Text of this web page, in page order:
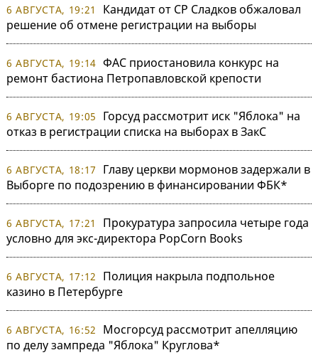
6 АВГУСТА, 19:21
Кандидат от СР Сладков обжаловал
решение об отмене регистрации на выборы
6 АВГУСТА, 19:14 ФАС приостановила конкурс на
ремонт бастиона Петропавловской крепости
6 АВГУСТА, 19:05
Горсуд рассмотрит иск "Яблока" на
отказ в регистрации списка на выборах в ЗакС
6 АВГУСТА, 18:17
Главу церкви мормонов задержали в
Выборге по подозрению в финансировании ФБК*
6 АВГУСТА, 17:21
Прокуратура запросила четыре года
условно для экс-директора PopCorn Books
6 АВГУСТА, 17:12
Полиция накрыла подпольное
казино в Петербурге
6 АВГУСТА, 16:52
Мосгорсуд рассмотрит апелляцию
по делу зампреда "Яблока" Круглова*